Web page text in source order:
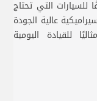
للسيارات التي تحتاج
عالية الجودة
للقيادة اليومية